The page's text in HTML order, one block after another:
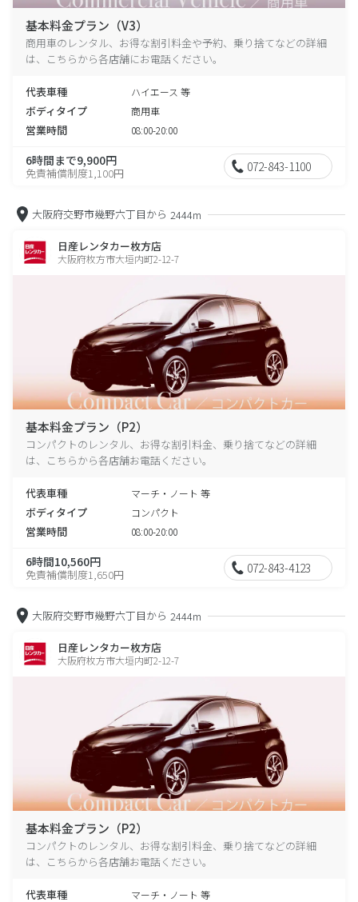
基本料金プラン（V3）
商用車のレンタル、お得な割引料金や予約、乗り捨てなどの詳細
は、こちらから各店舗にお電話ください。
代表車種 ハイエース 等
ボディタイプ 商用車
営業時間 08:00-20:00
6時間まで9,900円
免責補償制度1,100円 072-843-1100
大阪府交野市幾野六丁目から 2444m
日産レンタカー枚方店
大阪府枚方市大垣内町2-12-7
基本料金プラン（P2）
コンパクトのレンタル、お得な割引料金、乗り捨てなどの詳細
は、こちらから各店舗お電話ください。
代表車種 マーチ・ノート 等
ボディタイプ コンパクト
営業時間 08:00-20:00
6時間10,560円
免責補償制度1,650円 072-843-4123
大阪府交野市幾野六丁目から 2444m
日産レンタカー枚方店
大阪府枚方市大垣内町2-12-7
基本料金プラン（P2）
コンパクトのレンタル、お得な割引料金、乗り捨てなどの詳細
は、こちらから各店舗お電話ください。
代表車種 マーチ・ノート 等